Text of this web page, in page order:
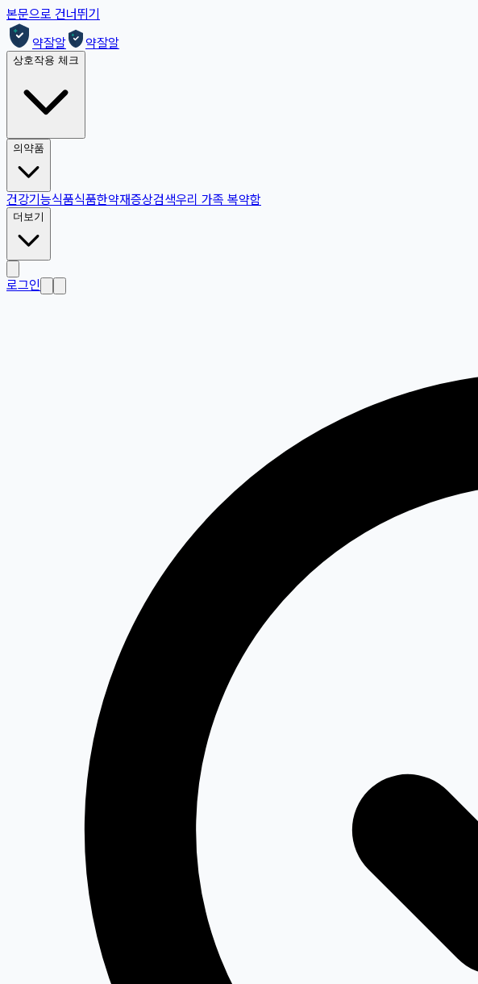
본문으로 건너뛰기
약잘알
약잘알
상호작용 체크
의약품
건강기능식품식품한약재증상검색우리 가족 복약함
더보기
로그인